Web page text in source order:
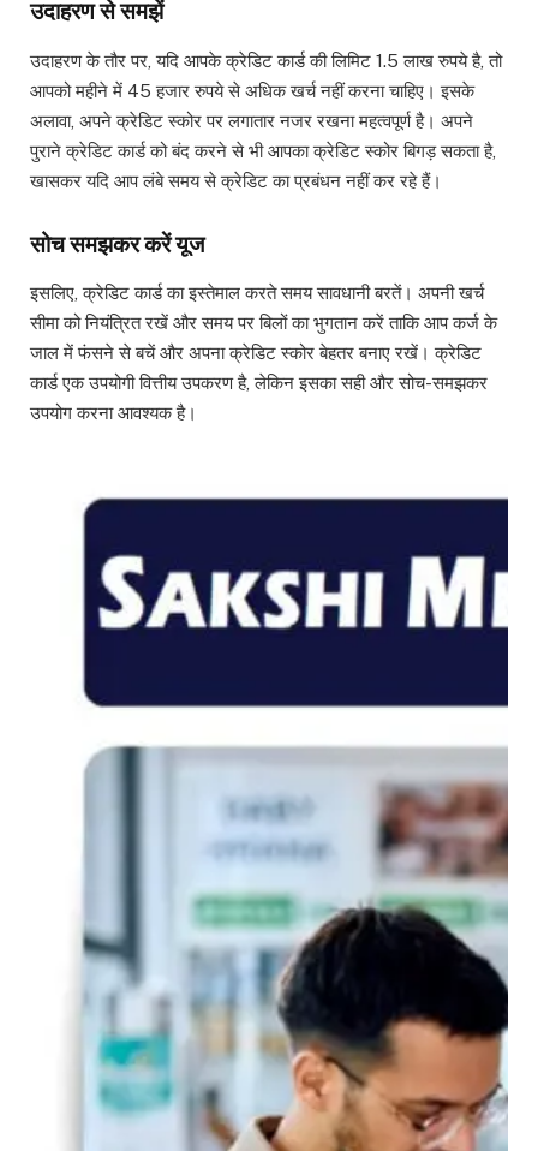
उदाहरण से समझें
उदाहरण के तौर पर, यदि आपके क्रेडिट कार्ड की लिमिट 1.5 लाख रुपये है, तो
आपको महीने में 45 हजार रुपये से अधिक खर्च नहीं करना चाहिए। इसके
अलावा, अपने क्रेडिट स्कोर पर लगातार नजर रखना महत्वपूर्ण है। अपने
पुराने क्रेडिट कार्ड को बंद करने से भी आपका क्रेडिट स्कोर बिगड़ सकता है,
खासकर यदि आप लंबे समय से क्रेडिट का प्रबंधन नहीं कर रहे हैं।
सोच समझकर करें यूज
इसलिए, क्रेडिट कार्ड का इस्तेमाल करते समय सावधानी बरतें। अपनी खर्च
सीमा को नियंत्रित रखें और समय पर बिलों का भुगतान करें ताकि आप कर्ज के
जाल में फंसने से बचें और अपना क्रेडिट स्कोर बेहतर बनाए रखें। क्रेडिट
कार्ड एक उपयोगी वित्तीय उपकरण है, लेकिन इसका सही और सोच-समझकर
उपयोग करना आवश्यक है।